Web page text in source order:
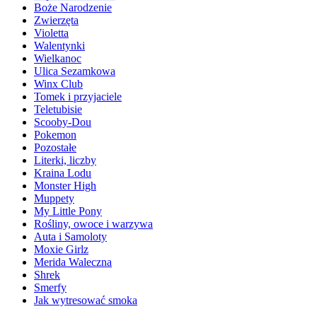
Boże Narodzenie
Zwierzęta
Violetta
Walentynki
Wielkanoc
Ulica Sezamkowa
Winx Club
Tomek i przyjaciele
Teletubisie
Scooby-Dou
Pokemon
Pozostałe
Literki, liczby
Kraina Lodu
Monster High
Muppety
My Little Pony
Rośliny, owoce i warzywa
Auta i Samoloty
Moxie Girlz
Merida Waleczna
Shrek
Smerfy
Jak wytresować smoka